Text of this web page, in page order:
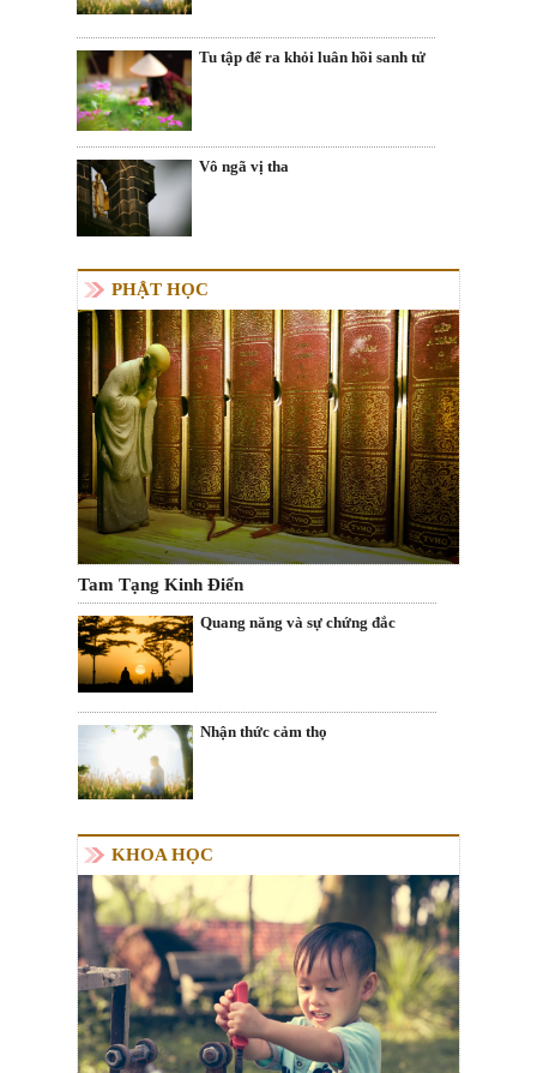
Tu tập để ra khỏi luân hồi sanh tử
Vô ngã vị tha
PHẬT HỌC
Tam Tạng Kinh Điển
Quang năng và sự chứng đắc
Nhận thức cảm thọ
KHOA HỌC